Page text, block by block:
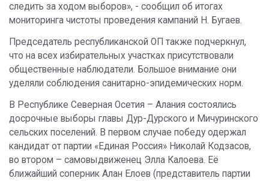
следить за ходом выборов», - сообщил об итогах
мониторинга чистоты проведения кампаний Н. Бугаев.
Председатель республиканской ОП также подчеркнул,
что на всех избирательных участках присутствовали
общественные наблюдатели. Большое внимание они
уделяли соблюдения санитарно-эпидемических норм.
В Республике Северная Осетия – Алания состоялись
досрочные выборы главы Дур-Дурского и Мичуринского
сельских поселений. В первом случае победу одержал
кандидат от партии «Единая Россия» Николай Кодзасов,
во втором – самовыдвиженец Элла Калоева. Её
ближайший соперник Алан Елоев (представитель партии